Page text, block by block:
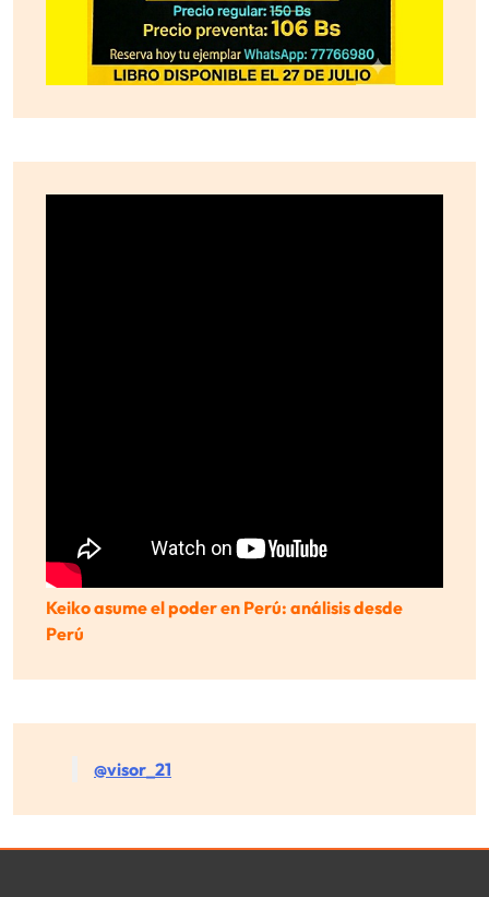
Keiko asume el poder en Perú: análisis desde
Perú
@visor_21